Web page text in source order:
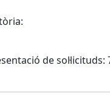
de sol·licituds: